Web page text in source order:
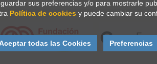
sus preferencias y/o para mostrarle
Política de cookies y puede cambiar su
todas las Cookies Preferencias